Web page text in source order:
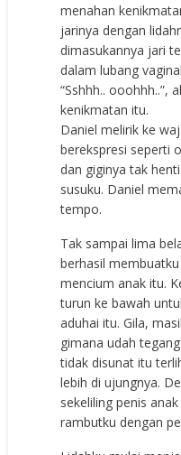
menahan
jarinya dengan
dimasukannya jari
dalam lubang
“Sshhh.. ooohhh..”,
kenikmatan itu.
Daniel melirik ke
berekspresi seperti
dan giginya tak
susuku. Daniel
tempo.
Tak sampai lima
berhasil
mencium anak itu.
turun ke bawah
aduhai itu. Gila,
gimana udah
tidak disunat itu
lebih di ujungnya.
sekeliling penis
rambutku dengan